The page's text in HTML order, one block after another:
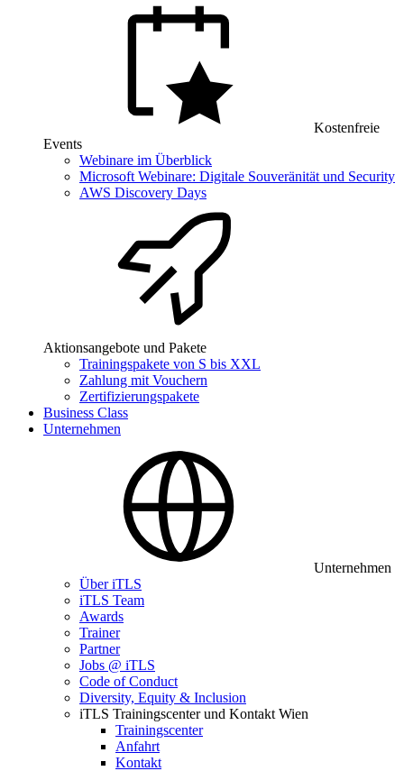
Kostenfreie
Events
Webinare im Überblick
Microsoft Webinare: Digitale Souveränität und Security
AWS Discovery Days
Aktionsangebote und Pakete
Trainingspakete von S bis XXL
Zahlung mit Vouchern
Zertifizierungspakete
Business Class
Unternehmen
Unternehmen
Über iTLS
iTLS Team
Awards
Trainer
Partner
Jobs @ iTLS
Code of Conduct
Diversity, Equity & Inclusion
iTLS Trainingscenter und Kontakt Wien
Trainingscenter
Anfahrt
Kontakt